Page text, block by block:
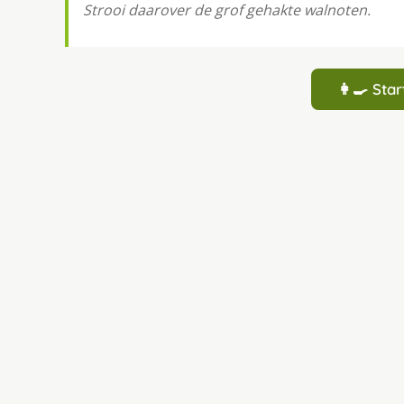
Strooi daarover de grof gehakte walnoten.
👩‍🍳